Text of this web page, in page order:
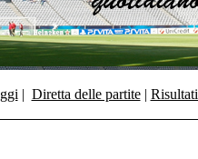
| Diretta delle partite|